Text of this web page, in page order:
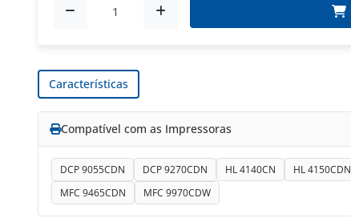
Características
Compatível com as Impressoras
DCP 9055CDN DCP 9270CDN HL 4140CN HL 4150CDN
MFC 9465CDN
MFC 9970CDW